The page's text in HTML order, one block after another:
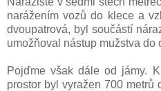
narážením vozů do klece a
dvoupatrová, byl součástí
umožňoval nástup mužstva do
Pojďme však dále od jámy.
prostor byl vyražen 700